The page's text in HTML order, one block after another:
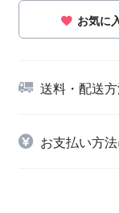
お気に
送料・配送
お支払い方